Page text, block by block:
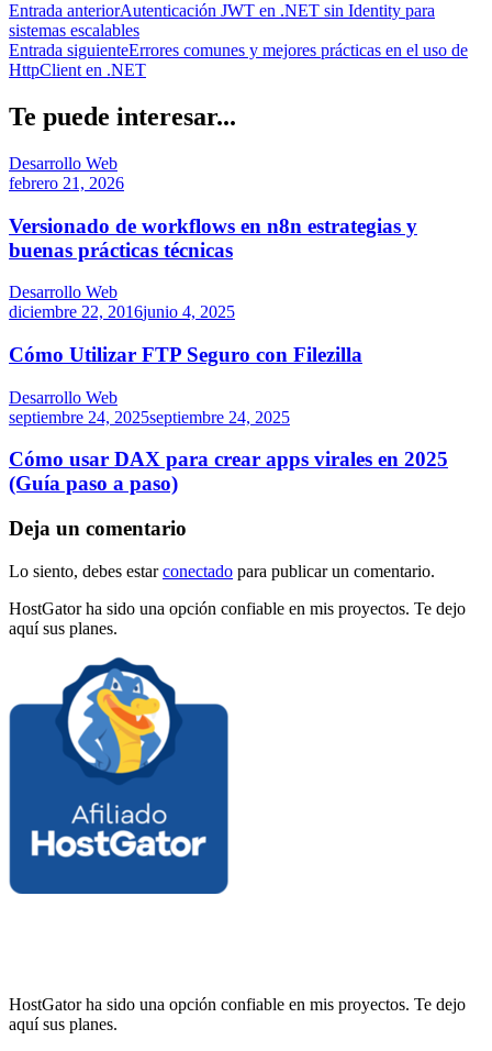
Entrada anteriorAutenticación JWT en .NET sin Identity para
sistemas escalables
Entrada siguienteErrores comunes y mejores prácticas en el uso de
HttpClient en .NET
Te puede interesar...
Desarrollo Web
febrero 21, 2026
Versionado de workflows en n8n estrategias y
buenas prácticas técnicas
Desarrollo Web
diciembre 22, 2016junio 4, 2025
Cómo Utilizar FTP Seguro con Filezilla
Desarrollo Web
septiembre 24, 2025septiembre 24, 2025
Cómo usar DAX para crear apps virales en 2025
(Guía paso a paso)
Deja un comentario
Lo siento, debes estarconectado para publicar un comentario.
HostGator ha sido una opción confiable en mis proyectos. Te dejo
aquí sus planes.
HostGator ha sido una opción confiable en mis proyectos. Te dejo
aquí sus planes.